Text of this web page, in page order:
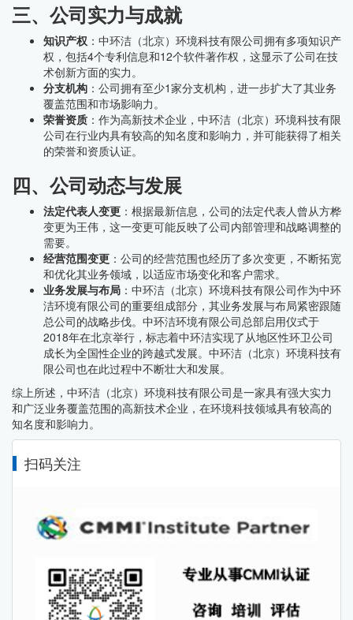
三、公司实力与成就
知识产权 ：中环洁（北京）环境科技有限公司拥有多项知识产
权，包括4个专利信息和12个软件著作权，这显示了公司在技
术创新方面的实力。
分支机构 ：公司拥有至少1家分支机构，进一步扩大了其业务
覆盖范围和市场影响力。
荣誉资质 ：作为高新技术企业，中环洁（北京）环境科技有限
公司在行业内具有较高的知名度和影响力，并可能获得了相关
的荣誉和资质认证。
四、公司动态与发展
法定代表人变更 ：根据最新信息，公司的法定代表人曾从方桦
变更为王伟，这一变更可能反映了公司内部管理和战略调整的
需要。
经营范围变更 ：公司的经营范围也经历了多次变更，不断拓宽
和优化其业务领域，以适应市场变化和客户需求。
业务发展与布局 ：中环洁（北京）环境科技有限公司作为中环
洁环境有限公司的重要组成部分，其业务发展与布局紧密跟随
总公司的战略步伐。中环洁环境有限公司总部启用仪式于
2018年在北京举行，标志着中环洁实现了从地区性环卫公司
成长为全国性企业的跨越式发展。中环洁（北京）环境科技有
限公司也在此过程中不断壮大和发展。
综上所述，中环洁（北京）环境科技有限公司是一家具有强大实力
和广泛业务覆盖范围的高新技术企业，在环境科技领域具有较高的
知名度和影响力。
扫码关注